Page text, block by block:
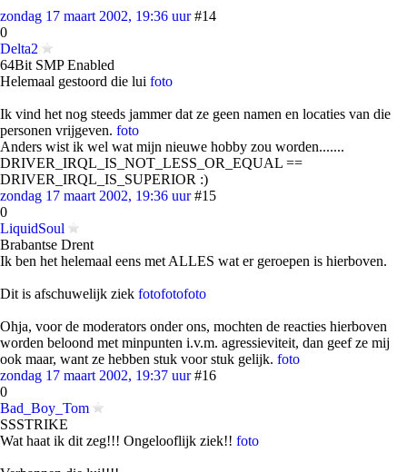
zondag 17 maart 2002, 19:36 uur #14
0
Delta2
64Bit SMP Enabled
Helemaal gestoord die lui foto
Ik vind het nog steeds jammer dat ze geen namen en locaties van die
personen vrijgeven. foto
Anders wist ik wel wat mijn nieuwe hobby zou worden.......
DRIVER_IRQL_IS_NOT_LESS_OR_EQUAL ==
DRIVER_IRQL_IS_SUPERIOR :)
zondag 17 maart 2002, 19:36 uur #15
0
LiquidSoul
Brabantse Drent
Ik ben het helemaal eens met ALLES wat er geroepen is hierboven.
Dit is afschuwelijk ziek fotofotofoto
Ohja, voor de moderators onder ons, mochten de reacties hierboven
worden beloond met minpunten i.v.m. agressieviteit, dan geef ze mij
ook maar, want ze hebben stuk voor stuk gelijk. foto
zondag 17 maart 2002, 19:37 uur #16
0
Bad_Boy_Tom
SSSTRIKE
Wat haat ik dit zeg!!! Ongelooflijk ziek!! foto